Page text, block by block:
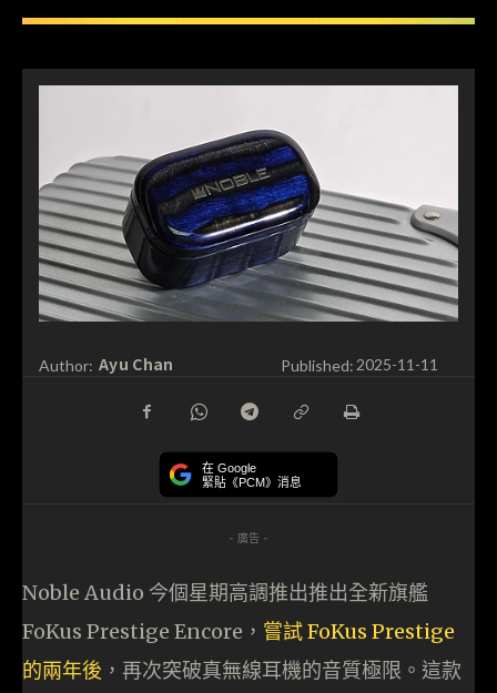
Author: Ayu Chan Published:2025-11-11
在 Google
緊貼《PCM》消息
- 廣告 -
Noble Audio 今個星期高調推出推出全新旗艦
FoKus Prestige Encore， 嘗試 FoKus Prestige
的兩年後 ，再次突破真無線耳機的音質極限。這款